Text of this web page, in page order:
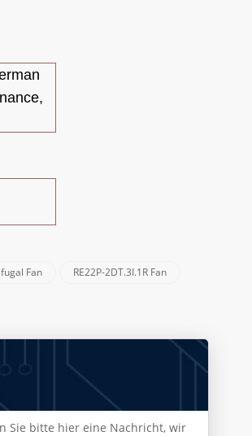
Fan
RE22P-2DT.3I.1R Fan
Sie bitte hier eine Nachricht, wir